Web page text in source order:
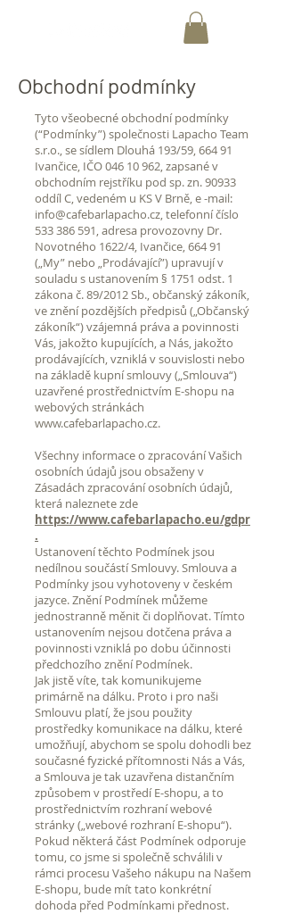
Obchodní podmínky
Tyto všeobecné obchodní podmínky
(“Podmínky”) společnosti Lapacho Team
s.r.o., se sídlem Dlouhá 193/59, 664 91
Ivančice, IČO046 10 962, zapsané v
obchodním rejstříku pod sp. zn. 90933
oddíl C, vedeném u KS V Brně, e -mail:
info@cafebarlapacho.cz, telefonní číslo
533 386 591, adresa provozovny Dr.
Novotného 1622/4, Ivančice, 664 91
(„My” nebo „Prodávající”) upravují v
souladu s ustanovením § 1751 odst. 1
zákona č. 89/2012 Sb., občanský zákoník,
ve znění pozdějších předpisů („Občanský
zákoník“) vzájemná práva a povinnosti
Vás, jakožto kupujících, a Nás, jakožto
prodávajících, vzniklá v souvislosti nebo
na základě kupní smlouvy („Smlouva“)
uzavřené prostřednictvím E-shopu na
webových stránkách
www.cafebarlapacho.cz.
Všechny informace o zpracování Vašich
osobních údajů jsou obsaženy v
Zásadách zpracování osobních údajů,
která naleznete zde
https://www.cafebarlapacho.eu/gdpr
.
Ustanovení těchto Podmínek jsou
nedílnou součástí Smlouvy. Smlouva a
Podmínky jsou vyhotoveny v českém
jazyce. Znění Podmínek můžeme
jednostranně měnit či doplňovat. Tímto
ustanovením nejsou dotčena práva a
povinnosti vzniklá po dobu účinnosti
předchozího znění Podmínek.
Jak jistě víte, tak komunikujeme
primárně na dálku. Proto i pro naši
Smlouvu platí, že jsou použity
prostředky komunikace na dálku, které
umožňují, abychom se spolu dohodli bez
současné fyzické přítomnosti Nás a Vás,
a Smlouva je tak uzavřena distančním
způsobem v prostředí E-shopu, a to
prostřednictvím rozhraní webové
stránky („webové rozhraní E-shopu“).
Pokud některá část Podmínek odporuje
tomu, co jsme si společně schválili v
rámci procesu Vašeho nákupu na Našem
E-shopu, bude mít tato konkrétní
dohoda před Podmínkami přednost.